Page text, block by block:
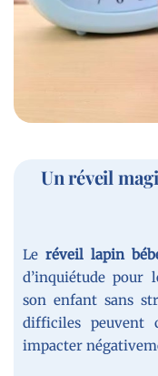
Un réveil
Leréveil lapin
d’inquiétude pour
son enfant sans
difficiles peuvent
impacter